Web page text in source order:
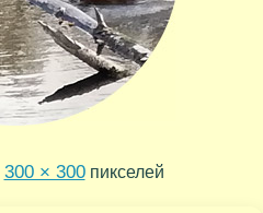
300 × 300пикселей